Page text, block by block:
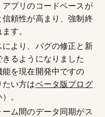
プリのコードベースが
頼性が高まり、強制終
す。
より、バグの修正と新
るようになりました
能を現在開発中ですの
い方はベータ版プログ
。
ム間のデータ同期がス